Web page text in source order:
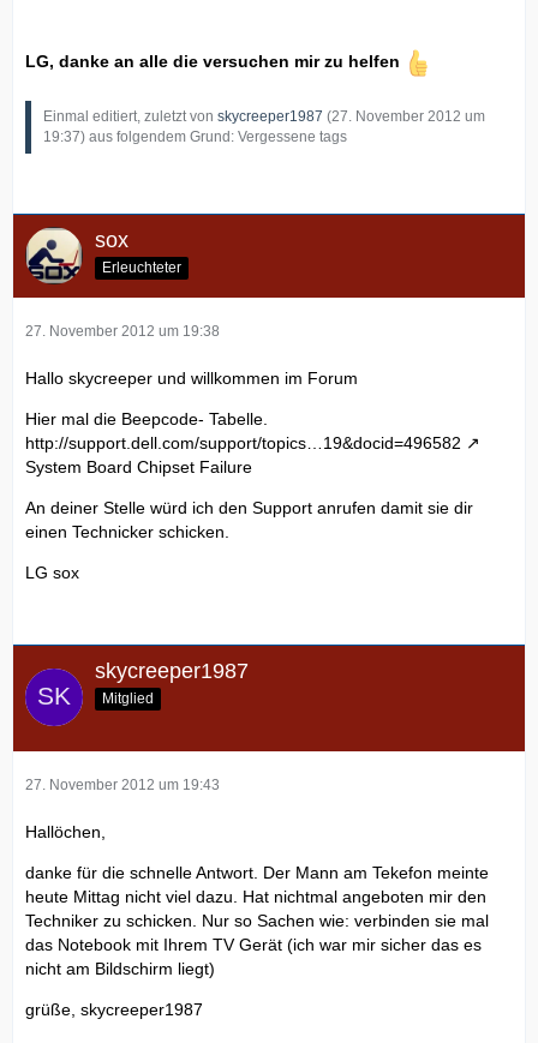
LG, danke an alle die versuchen mir zu helfen
Einmal editiert, zuletzt von skycreeper1987 (27. November 2012 um
19:37) aus folgendem Grund: Vergessene tags
sox
Erleuchteter
27. November 2012 um 19:38
Hallo skycreeper und willkommen im Forum
Hier mal die Beepcode- Tabelle.
http://support.dell.com/support/topics…19&docid=496582
System Board Chipset Failure
An deiner Stelle würd ich den Support anrufen damit sie dir
einen Technicker schicken.
LG sox
skycreeper1987
Mitglied
27. November 2012 um 19:43
Hallöchen,
danke für die schnelle Antwort. Der Mann am Tekefon meinte
heute Mittag nicht viel dazu. Hat nichtmal angeboten mir den
Techniker zu schicken. Nur so Sachen wie: verbinden sie mal
das Notebook mit Ihrem TV Gerät (ich war mir sicher das es
nicht am Bildschirm liegt)
grüße, skycreeper1987